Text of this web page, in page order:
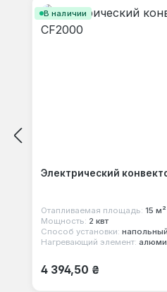
В наличии
Электрический
Отапливаемая площадь: 15 м²
Мощность: 2 квт
Способ установки: напольный
Нагревающий элемент:
Обычная цена:
4 394,50 ₴